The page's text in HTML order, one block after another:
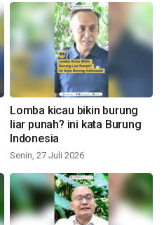
Lomba kicau bikin burung
liar punah? ini kata Burung
Indonesia
Senin, 27 Juli 2026